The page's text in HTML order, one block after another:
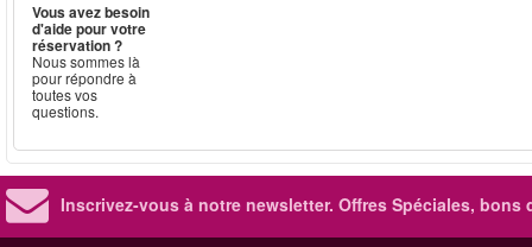
Vous avez besoin
d'aide pour votre
réservation ?
Nous sommes là
pour répondre à
toutes vos
questions.
Inscrivez-vous à notre newsletter. Offres Spéciales, bons